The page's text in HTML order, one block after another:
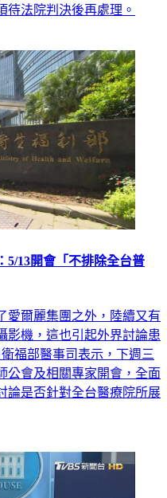
待法院判決後再處理。
5/13開會「不排除全台普
愛爾麗集團之外，陸續又有
影機，這也引起外界討論患
福部醫事司表示，下週三
公會及相關專家開會，全面
論是否針對全台醫療院所展